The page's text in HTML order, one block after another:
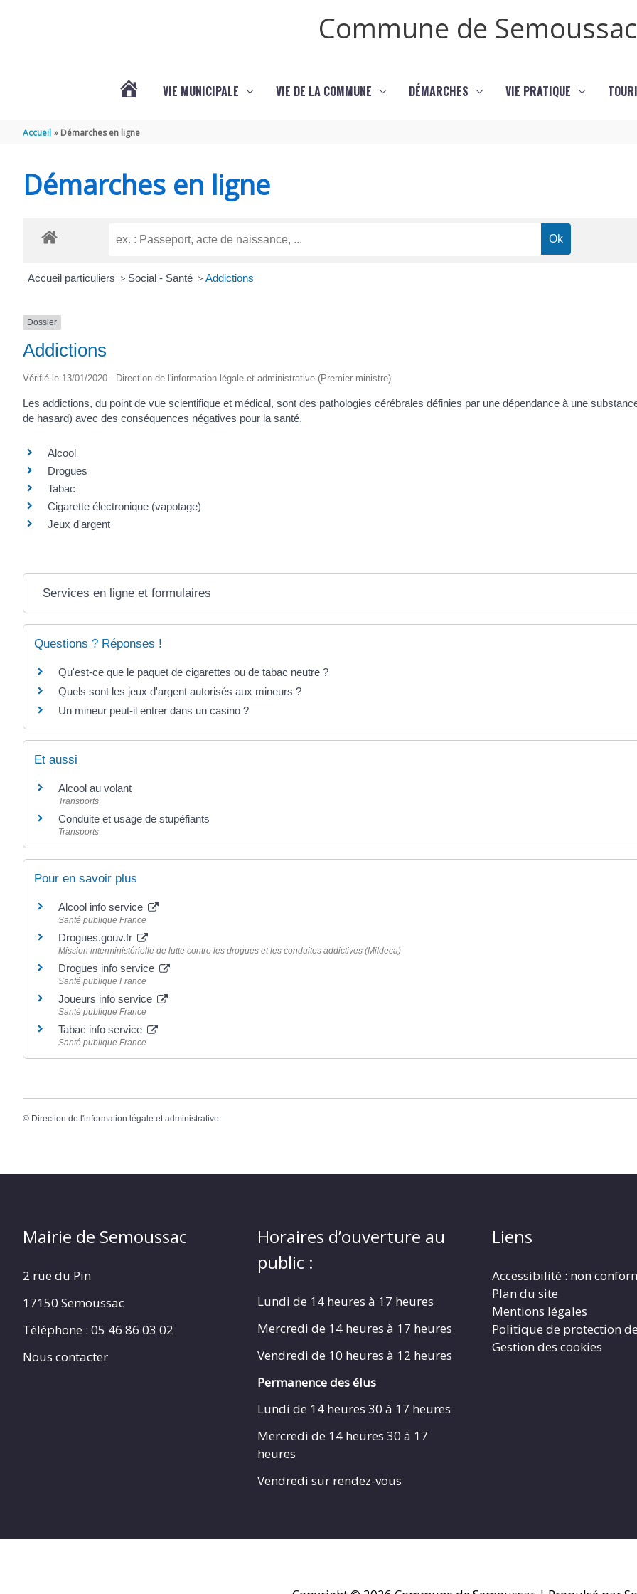
Commune de Semoussac
SEMOUSSAC
VIE MUNICIPALE VIE DE LA COMMUNE DÉMARCHES VIE PRATIQUE
Accueil Démarches en ligne
Démarches en ligne
Accueil particuliers > Social - Santé > Addictions
Dossier
Addictions
Vérifié le 13/01/2020 - Direction de l'information légale et administrative (Premier ministre)
Les addictions, du point de vue scientifique et médical, sont des pathologies cérébrales définies par une dépendance à une
de hasard) avec des conséquences négatives pour la santé.
Alcool
Drogues
Tabac
Cigarette électronique (vapotage)
Jeux d'argent
Services en ligne et formulaires
Questions ? Réponses !
Qu'est-ce que le paquet de cigarettes ou de tabac neutre ?
Quels sont les jeux d'argent autorisés aux mineurs ?
Un mineur peut-il entrer dans un casino ?
Et aussi
Alcool au volant
Transports
Conduite et usage de stupéfiants
Transports
Pour en savoir plus
Alcool info service
Santé publique France
Drogues.gouv.fr
Mission interministérielle de lutte contre les drogues et les conduites addictives (Mildeca)
Drogues info service
Santé publique France
Joueurs info service
Santé publique France
Tabac info service
Santé publique France
© Direction de l'information légale et administrative
Mairie de Semoussac
2 rue du Pin
17150 Semoussac
Téléphone : 05 46 86 03 02
Nous contacter
Horaires d’ouverture au
public :
Lundi de 14 heures à 17 heures
Mercredi de 14 heures à 17 heures
Vendredi de 10 heures à 12 heures
Permanence des élus
Lundi de 14 heures 30 à 17 heures
Mercredi de 14 heures 30 à 17
heures
Vendredi sur rendez-vous
Liens
Accessibilité : non
Plan du site
Mentions légales
Politique de protection
Gestion des cookies